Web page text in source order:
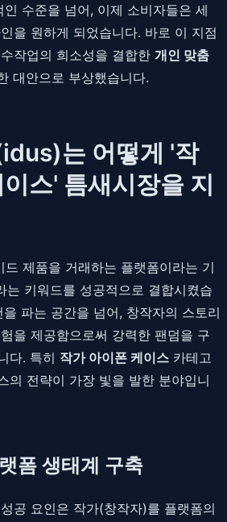
수준을 넘어, 이제 소비자들은 세
을 원하게 되었습니다. 바로 이 지점
작업의 희소성을 결합한 개인 맞춤
대안으로 부상했습니다.
는 어떻게 '작
스' 틈새시장을 지
드 제품을 거래하는 플랫폼이라는 기
는 키워드를 성공적으로 결합시켰습
파는 공간을 넘어, 창작자의 스토리
을 제공함으로써 강력한 팬덤을 구
다. 특히 작가 아이폰 케이스 카테고
의 전략이 가장 빛을 발한 분야입니
폼 생태계 구축
공 요인은 작가(창작자)를 플랫폼의